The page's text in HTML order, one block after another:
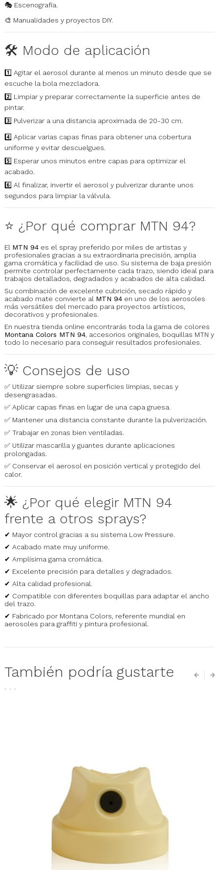
🎭 Escenografía.
🎨 Manualidades y proyectos DIY.
🛠️ Modo de aplicación
1️⃣ Agitar el aerosol durante al menos un minuto desde que se
escuche la bola mezcladora.
2️⃣ Limpiar y preparar correctamente la superficie antes de
pintar.
3️⃣ Pulverizar a una distancia aproximada de 20-30 cm.
4️⃣ Aplicar varias capas finas para obtener una cobertura
uniforme y evitar descuelgues.
5️⃣ Esperar unos minutos entre capas para optimizar el
acabado.
6️⃣ Al finalizar, invertir el aerosol y pulverizar durante unos
segundos para limpiar la válvula.
⭐ ¿Por qué comprar MTN 94?
El MTN 94 es el spray preferido por miles de artistas y
profesionales gracias a su extraordinaria precisión, amplia
gama cromática y facilidad de uso. Su sistema de baja presión
permite controlar perfectamente cada trazo, siendo ideal para
trabajos detallados, degradados y acabados de alta calidad.
Su combinación de excelente cubrición, secado rápido y
acabado mate convierte al MTN 94 en uno de los aerosoles
más versátiles del mercado para proyectos artísticos,
decorativos y profesionales.
En nuestra tienda online encontrarás toda la gama de colores
Montana Colors MTN 94, accesorios originales, boquillas MTN y
todo lo necesario para conseguir resultados profesionales.
💡 Consejos de uso
✅ Utilizar siempre sobre superficies limpias, secas y
desengrasadas.
✅ Aplicar capas finas en lugar de una capa gruesa.
✅ Mantener una distancia constante durante la pulverización.
✅ Trabajar en zonas bien ventiladas.
✅ Utilizar mascarilla y guantes durante aplicaciones
prolongadas.
✅ Conservar el aerosol en posición vertical y protegido del
calor.
🌟 ¿Por qué elegir MTN 94
frente a otros sprays?
✔ Mayor control gracias a su sistema Low Pressure.
✔ Acabado mate muy uniforme.
✔ Amplísima gama cromática.
✔ Excelente precisión para detalles y degradados.
✔ Alta calidad profesional.
✔ Compatible con diferentes boquillas para adaptar el ancho
del trazo.
✔ Fabricado por Montana Colors, referente mundial en
aerosoles para graffiti y pintura profesional.
También podría gustarte